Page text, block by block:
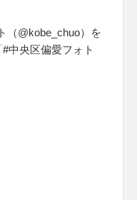
（@kobe_chuo）を
中央区偏愛フォト